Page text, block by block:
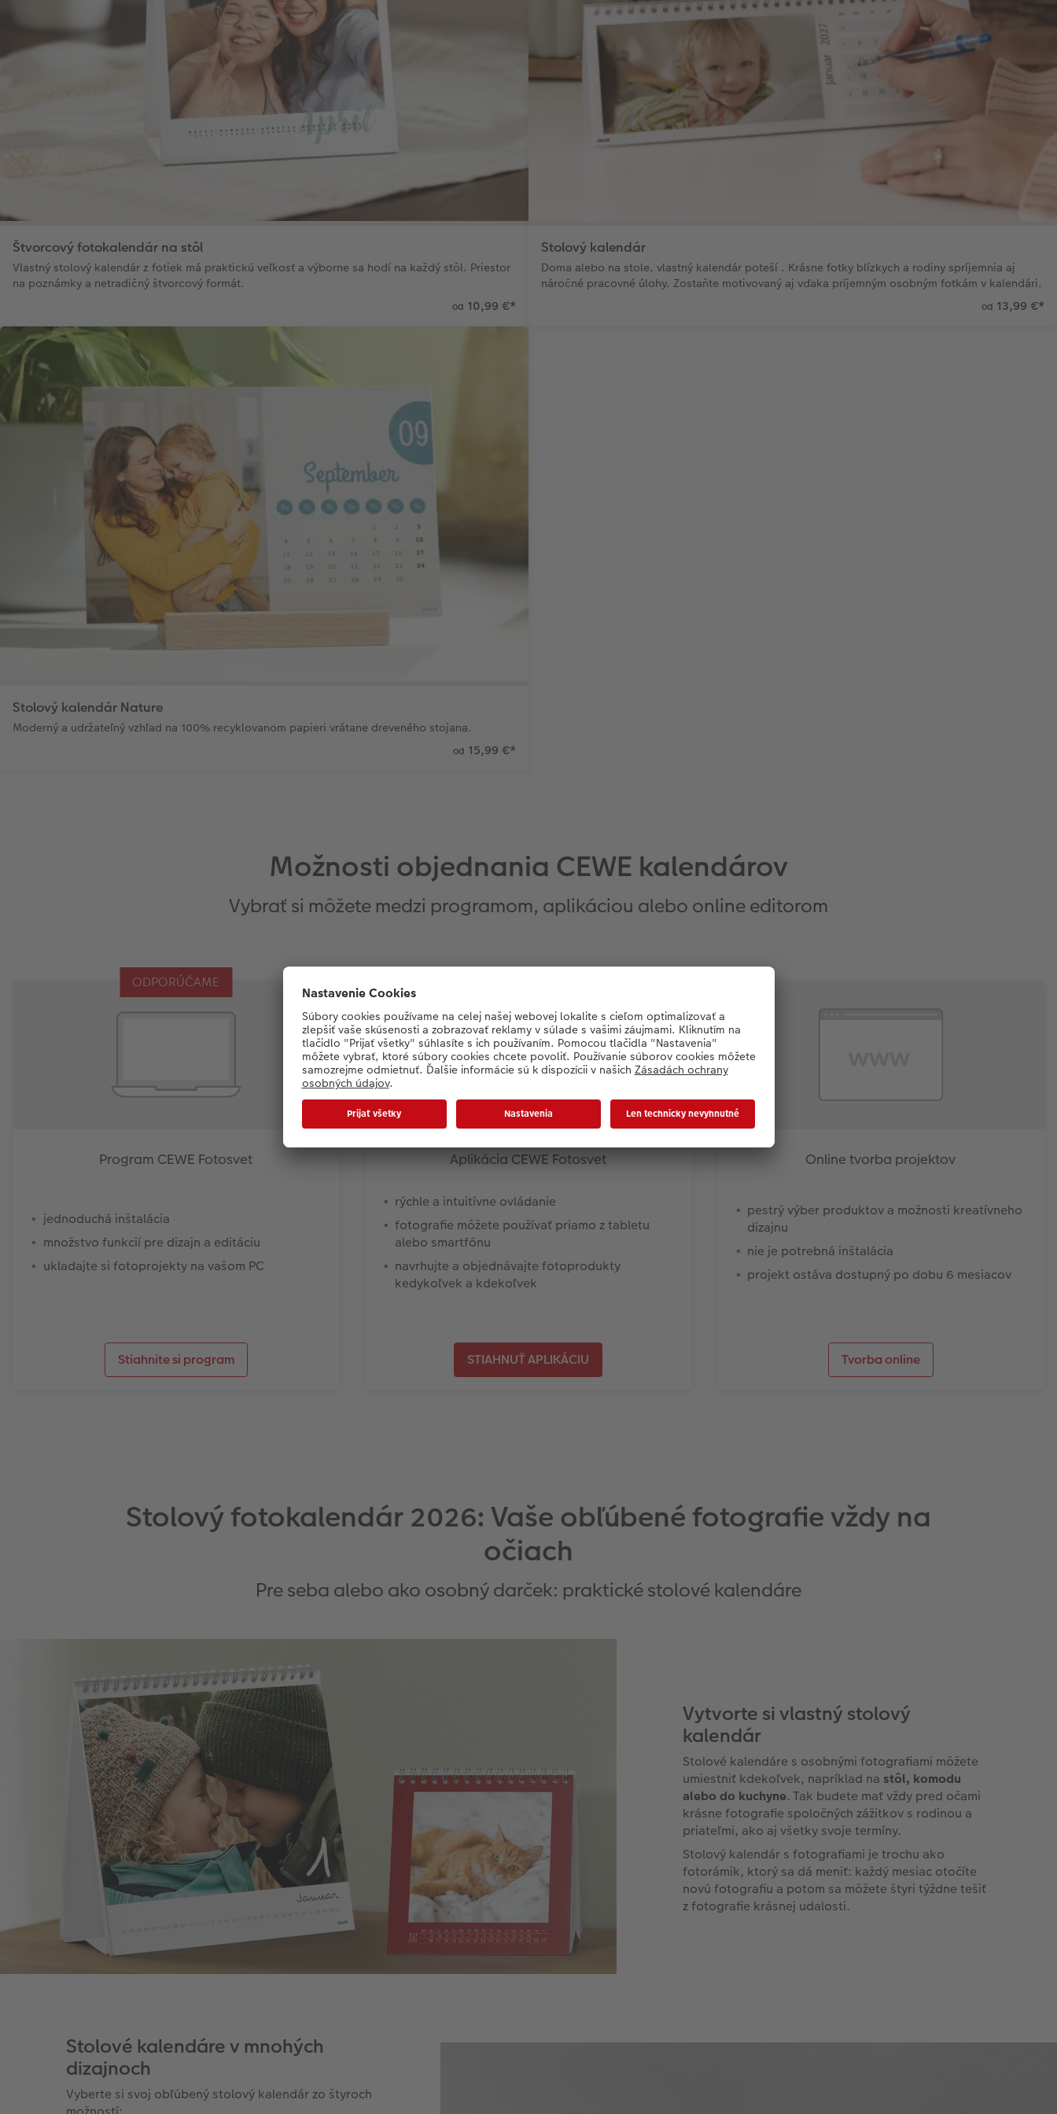
Štvorcový fotokalendár na stôl
Vlastný stolový kalendár z fotiek má praktickú veľkosť a výborne sa hodí na každý stôl. Priestor
na poznámky a netradičný štvorcový formát.
od 10,99 €*
Stolový kalendár
Doma alebo na stole, vlastný kalendár poteší . Krásne fotky blízkych a rodiny spríjemnia aj
náročné pracovné úlohy. Zostaňte motivovaný aj vďaka príjemným osobným fotkám v kalendári.
od 13,99 €*
Stolový kalendár Nature
Moderný a udržateľný vzhľad na 100% recyklovanom papieri vrátane dreveného stojana.
od 15,99 €*
Možnosti objednania CEWE kalendárov
Vybrať si môžete medzi programom, aplikáciou alebo online editorom
ODPORÚČAME
Program CEWE Fotosvet
jednoduchá inštalácia
množstvo funkcií pre dizajn a editáciu
ukladajte si fotoprojekty na vašom PC
Stiahnite si program
Aplikácia CEWE Fotosvet
rýchle a intuitívne ovládanie
fotografie môžete používať priamo z tabletu
alebo smartfónu
navrhujte a objednávajte fotoprodukty
kedykoľvek a kdekoľvek
STIAHNUŤ APLIKÁCIU
Online tvorba projektov
pestrý výber produktov a možnosti kreatívneho
dizajnu
nie je potrebná inštalácia
projekt ostáva dostupný po dobu 6 mesiacov
Tvorba online
Stolový fotokalendár 2026: Vaše obľúbené fotografie vždy na
očiach
Pre seba alebo ako osobný darček: praktické stolové kalendáre
Vytvorte si vlastný stolový
kalendár
Stolové kalendáre s osobnými fotografiami môžete
umiestniť kdekoľvek, napríklad na stôl, komodu
alebo do kuchyne. Tak budete mať vždy pred očami
krásne fotografie spoločných zážitkov s rodinou a
priateľmi, ako aj všetky svoje termíny.
Stolový kalendár s fotografiami je trochu ako
fotorámik, ktorý sa dá meniť: každý mesiac otočíte
novú fotografiu a potom sa môžete štyri týždne tešiť
z fotografie krásnej udalosti.
Stolové kalendáre v mnohých
dizajnoch
Vyberte si svoj obľúbený stolový kalendár zo štyroch